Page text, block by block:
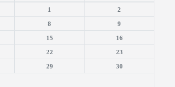
1
2
8
9
15
16
22
23
29
30